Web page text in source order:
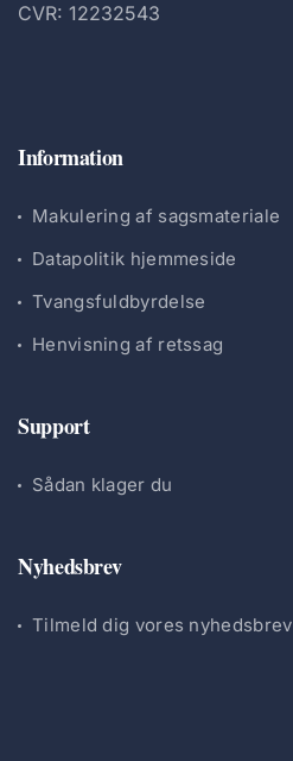
CVR: 12232543
Information
Makulering af sagsmateriale
Datapolitik hjemmeside
Tvangsfuldbyrdelse
Henvisning af retssag
Support
Sådan klager du
Nyhedsbrev
Tilmeld dig vores